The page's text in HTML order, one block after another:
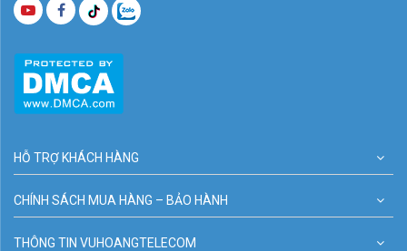
HỖ TRỢ KHÁCH HÀNG
CHÍNH SÁCH MUA HÀNG – BẢO HÀNH
THÔNG TIN VUHOANGTELECOM